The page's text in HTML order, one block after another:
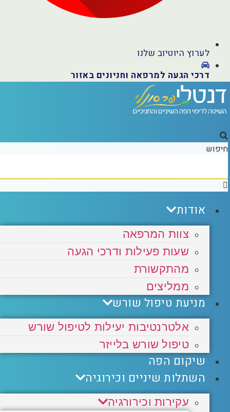
לערוץ היוטיוב שלנו
דרכי הגעה למרפאה וחניונים באזור
אודות
צוות המרפאה
שעות פעילות ודרכי הגעה
מהתקשורת
ממליצים
מניעת טיפול שורש
אלטרנטיבות יעילות לטיפול שורש
טיפול שורש בלייזר
שיקום הפה
השתלות שיניים וכירוגיה
עקירות וכירורגיה